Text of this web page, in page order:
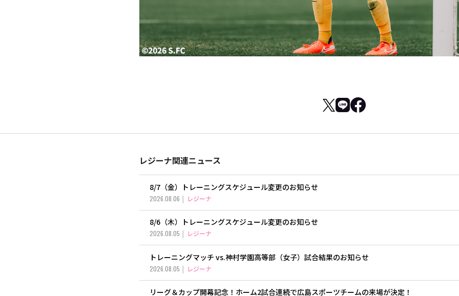
レジーナ関連ニュース
8/7（金）トレーニングスケジュール変更のお知らせ
2026.08.06 レジーナ
8/6（木）トレーニングスケジュール変更のお知らせ
2026.08.05 レジーナ
トレーニングマッチ vs.神村学園高等部（女子）試合結果のお知らせ
2026.08.05 レジーナ
リーグ＆カップ開幕記念！ホーム2試合連続で広島スポーツチームの来場が決定！